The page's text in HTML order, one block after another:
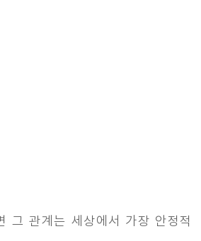
그 관계는 세상에서 가장 안정적